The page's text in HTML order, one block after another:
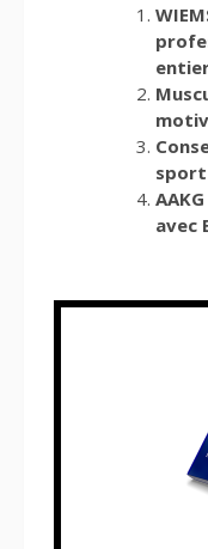
sport
avec